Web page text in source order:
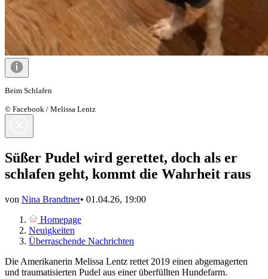
Beim Schlafen
© Facebook / Melissa Lentz
Süßer Pudel wird gerettet, doch als er
schlafen geht, kommt die Wahrheit raus
von Nina Brandtner• 01.04.26, 19:00
Homepage
Neuigkeiten
Überraschende Nachrichten
Die Amerikanerin Melissa Lentz rettet 2019 einen abgemagerten
und traumatisierten Pudel aus einer überfüllten Hundefarm.